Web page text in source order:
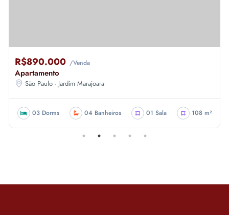
R$890.000 /Venda
Apartamento
São Paulo - Jardim Marajoara
03 Dorms 04 Banheiros 01 Sala 108 m²